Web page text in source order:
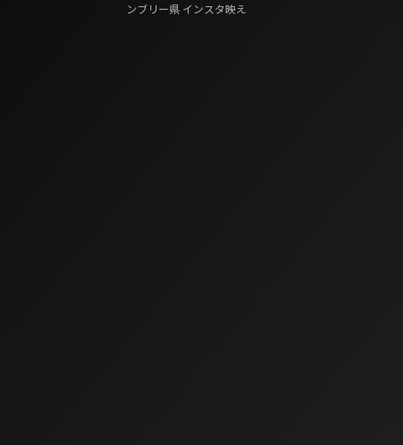
ンブリー県 インスタ映え